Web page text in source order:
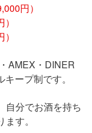
円）
AMEX・DINER
ープ制です。
自分でお酒を持ち
す。